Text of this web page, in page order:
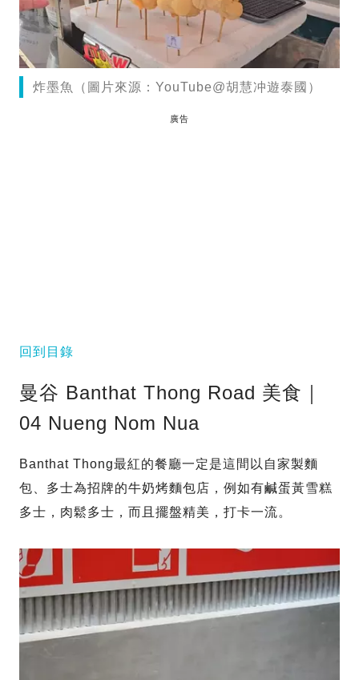
炸墨魚（圖片來源：YouTube@胡慧冲遊泰國）
廣告
回到目錄
曼谷 Banthat Thong Road 美食｜
04 Nueng Nom Nua
Banthat Thong最紅的餐廳一定是這間以自家製麵
包、多士為招牌的牛奶烤麵包店，例如有鹹蛋黃雪糕
多士，肉鬆多士，而且擺盤精美，打卡一流。